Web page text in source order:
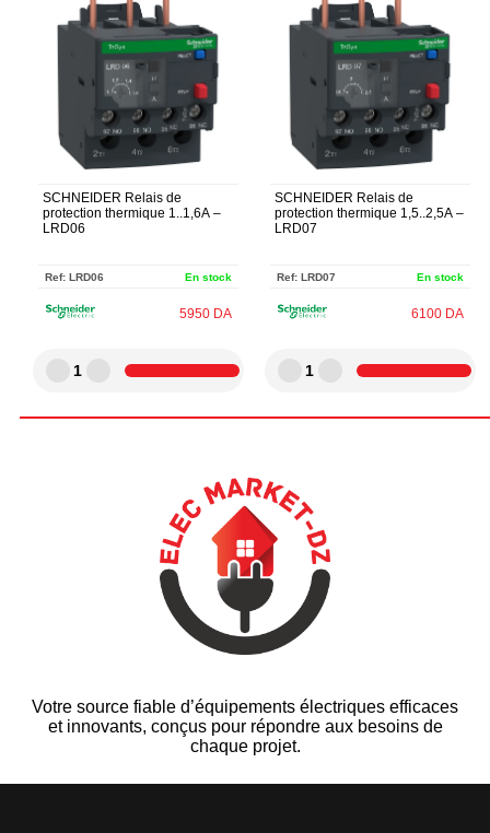
SCHNEIDER Relais de
protection thermique 1..1,6A –
LRD06
Ref: LRD06 En stock
5950 DA
1
SCHNEIDER Relais de
protection thermique 1,5..2,5A –
LRD07
Ref: LRD07 En stock
6100 DA
1
Votre source fiable d’équipements électriques efficaces
et innovants, conçus pour répondre aux besoins de
chaque projet.